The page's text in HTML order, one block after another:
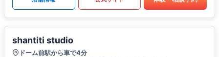
shantiti studio
ドーム前駅から車で4分